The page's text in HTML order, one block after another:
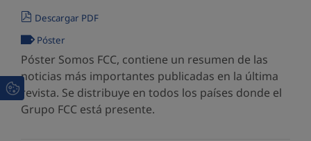
Descargar PDF
Póster
Póster Somos FCC, contiene un resumen de las
noticias más importantes publicadas en la última
revista. Se distribuye en todos los países donde el
Grupo FCC está presente.